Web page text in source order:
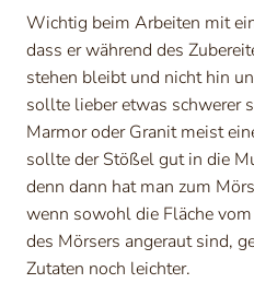
Wichtig beim Arbeiten mit
dass er während des
stehen bleibt und nicht hin
sollte lieber etwas schwerer
Marmor oder Granit meist
sollte der Stößel gut in die
denn dann hat man zum
wenn sowohl die Fläche
des Mörsers angeraut sind,
Zutaten noch leichter.